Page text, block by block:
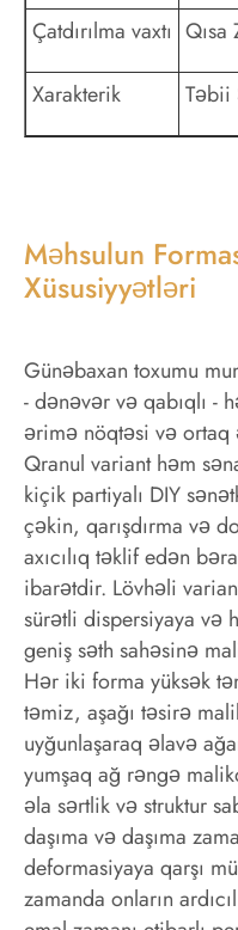
Çatdırılma vaxtı Qısa
Xarakterik Təbii
Məhsulun
Xüsusiyyətləri
Günəbaxan toxumu
- dənəvər və qabıqlı
ərimə nöqtəsi və ortaq
Qranul variant həm
kiçik partiyalı DIY
çəkin, qarışdırma və
axıcılıq təklif edən
ibarətdir. Lövhəli
sürətli dispersiyaya və
geniş səth sahəsinə
Hər iki forma yüksək
təmiz, aşağı təsirə
uyğunlaşaraq əlavə
yumşaq ağ rəngə
əla sərtlik və struktur
daşıma və daşıma
deformasiyaya qarşı
zamanda onların